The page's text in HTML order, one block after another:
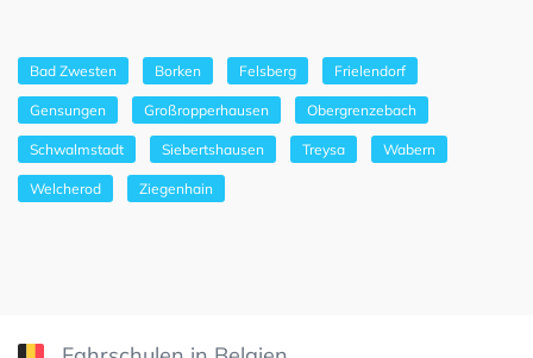
Bad Zwesten Borken Felsberg Frielendorf
Gensungen Großropperhausen Obergrenzebach
Schwalmstadt Siebertshausen Treysa Wabern
Welcherod Ziegenhain